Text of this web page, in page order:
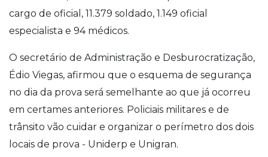
cargo de oficial, 11.379 soldado, 1.149 oficial
especialista e 94 médicos.
O secretário de Administração e Desburocratização,
Édio Viegas, afirmou que o esquema de segurança
no dia da prova será semelhante ao que já ocorreu
em certames anteriores. Policiais militares e de
trânsito vão cuidar e organizar o perímetro dos dois
locais de prova - Uniderp e Unigran.